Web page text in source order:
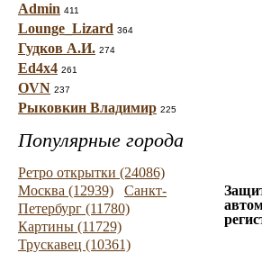
Admin 411
Lounge_Lizard 364
Гудков А.И. 274
Ed4x4 261
OVN 237
Рыковкин Владимир 225
Популярные города
Ретро открытки (24086)
Москва (12939)
Санкт-
Петербург (11780)
Картины (11729)
Трускавец (10361)